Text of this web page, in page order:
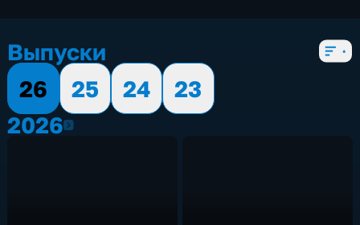
Выпуски
26
25 24
23
20262026